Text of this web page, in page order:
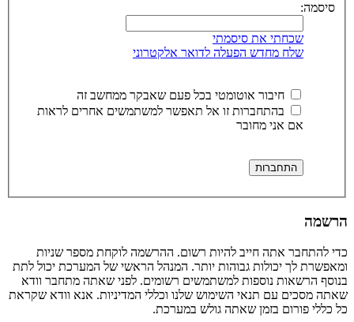
סיסמה:
שכחתי את סיסמתי
שלח מחדש הפעלה לדואר אלקטרוני
חיבור אוטומטי בכל פעם שאבקר ממחשב זה
בהתחברות זו אל תאפשר למשתמשים אחרים לראות
אם אני מחובר
הרשמה
כדי להתחבר אתה חייב להיות רשום. ההרשמה לוקחת מספר שניות
ומאפשרת לך יכולות גבוהות יותר. המנהל הראשי של המערכת יכול לתת
בנוסף הרשאות נוספות למשתמשים רשומים. לפני שאתה מתחבר וודא
שאתה מסכים עם תנאי השימוש שלנו וכללי המדיניות. אנא וודא שקראת
כל כללי פורום בזמן שאתה גולש במערכת.